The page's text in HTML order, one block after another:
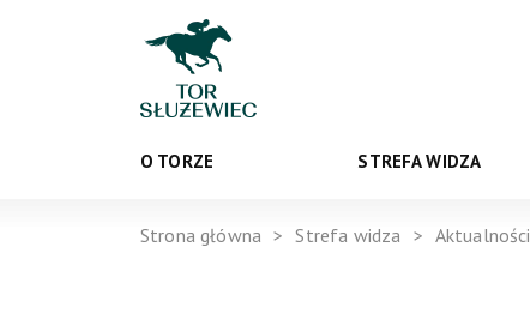
O TORZE STREFA WIDZA
Strona główna Strefa widza Aktualności